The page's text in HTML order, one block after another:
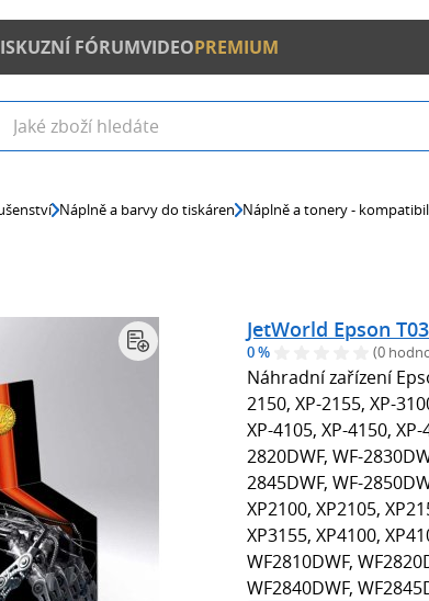
FÓRUMVIDEOPREMIUM
Náplně a barvy do tiskáren Náplně a tonery -
JetWorld Epson
0 % (0
Náhradní zařízení
2150, XP-2155, XP-
XP-4105, XP-4150,
2820DWF, WF-
2845DWF, WF-
XP2100, XP2105,
XP3155, XP4100,
WF2810DWF,
WF2840DWF,